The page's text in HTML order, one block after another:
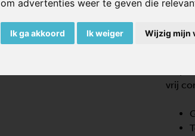
om advertenties weer te geven die
Ik ga akkoord Ik weiger Wijzig mijn
U
vrij